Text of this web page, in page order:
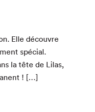
Elle décou­vre
spé­cial.
la tête de Lilas,
! […]